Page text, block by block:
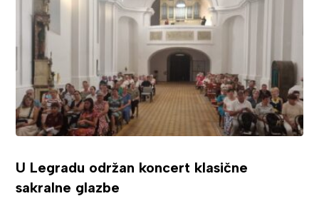
U Legradu održan koncert klasične
sakralne glazbe